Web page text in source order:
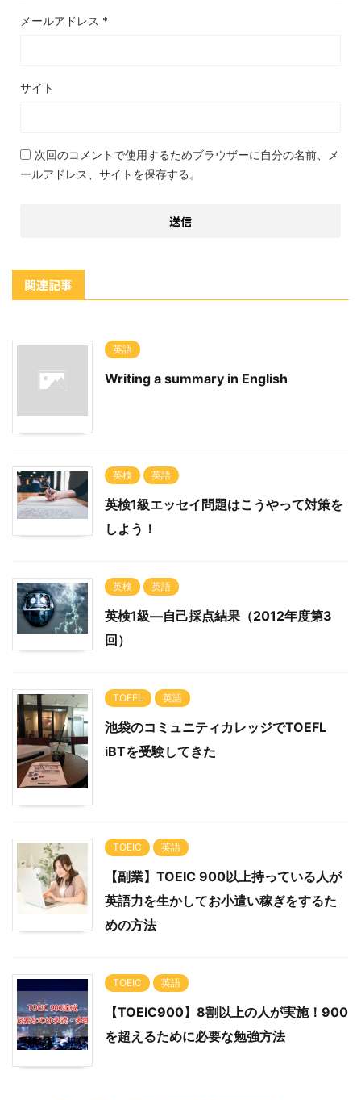
メールアドレス *
サイト
次回のコメントで使用するためブラウザーに自分の名前、メ
ールアドレス、サイトを保存する。
関連記事
英語
Writing a summary in English
英検 英語
英検1級エッセイ問題はこうやって対策を
しよう！
英検 英語
英検1級―自己採点結果（2012年度第3
回）
TOEFL 英語
池袋のコミュニティカレッジでTOEFL
iBTを受験してきた
TOEIC 英語
【副業】TOEIC 900以上持っている人が
英語力を生かしてお小遣い稼ぎをするた
めの方法
TOEIC 英語
【TOEIC900】8割以上の人が実施！900
を超えるために必要な勉強方法